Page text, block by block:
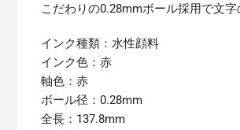
こだわりの0.28mmボール採用で文字
インク種類：水性顔料
インク色：赤
軸色：赤
ボール径：0.28mm
全長：137.8mm